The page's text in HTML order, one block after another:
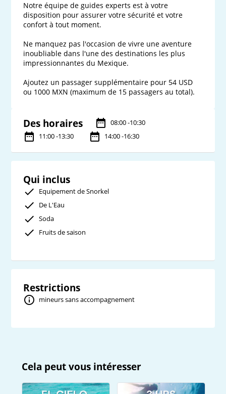
Notre équipe de guides experts est à votre
disposition pour assurer votre sécurité et votre
confort à tout moment.
Ne manquez pas l'occasion de vivre une aventure
inoubliable dans l'une des destinations les plus
impressionnantes du Mexique.
Ajoutez un passager supplémentaire pour 54 USD
ou 1000 MXN (maximum de 15 passagers au total).
Des horaires
08:00 -10:30
11:00 -13:30
14:00 -16:30
Qui inclus
Equipement de Snorkel
De L'Eau
Soda
Fruits de saison
Restrictions
mineurs sans accompagnement
Cela peut vous intéresser